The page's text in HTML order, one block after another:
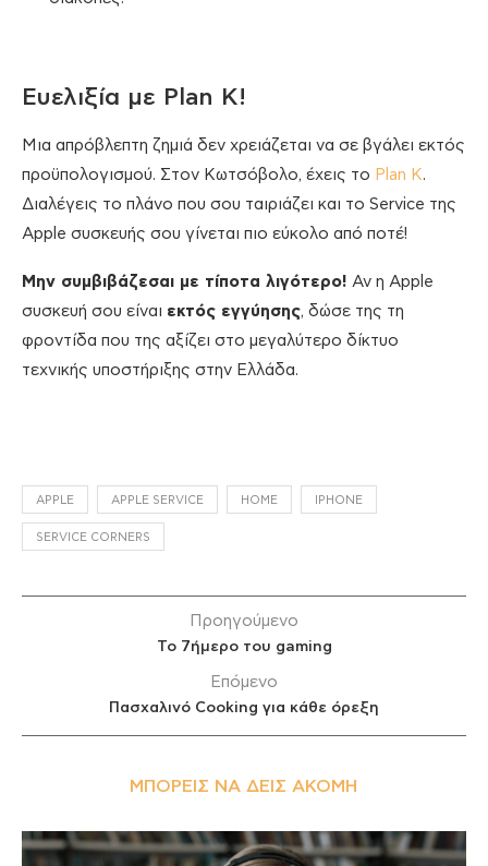
Ευελιξία με Plan K!
Μια απρόβλεπτη ζημιά δεν χρειάζεται να σε βγάλει εκτός
προϋπολογισμού. Στον Κωτσόβολο, έχεις το Plan K.
Διαλέγεις το πλάνο που σου ταιριάζει και το Service της
Apple συσκευής σου γίνεται πιο εύκολο από ποτέ!
Μην συμβιβάζεσαι με τίποτα λιγότερο! Αν η Apple
συσκευή σου είναι εκτός εγγύησης, δώσε της τη
φροντίδα που της αξίζει στο μεγαλύτερο δίκτυο
τεχνικής υποστήριξης στην Ελλάδα.
APPLE APPLE SERVICE HOME IPHONE
SERVICE CORNERS
Προηγούμενο
Το 7ήμερο του gaming
Επόμενο
Πασχαλινό Cooking για κάθε όρεξη
ΜΠΟΡΕΊΣ ΝΑ ΔΕΙΣ ΑΚΌΜΗ